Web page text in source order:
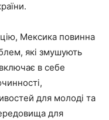
Мексика повинна
які змушують
в себе
для молоді та
для